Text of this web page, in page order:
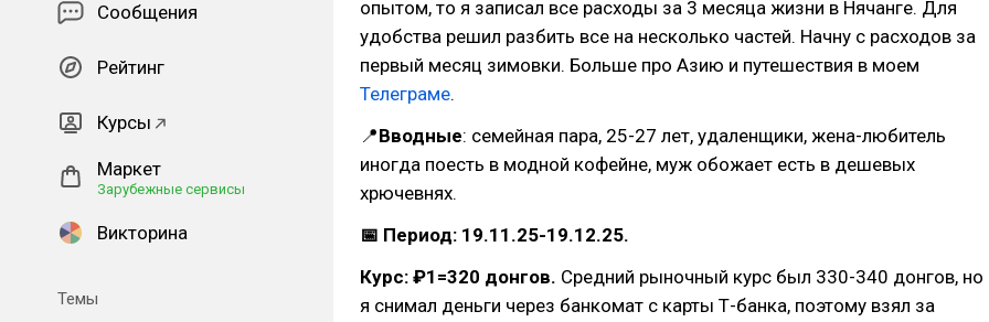
Сообщения
Рейтинг
Курсы
Маркет
Зарубежные сервисы
Викторина
Темы
опытом, то я записал все расходы за 3 месяца жизни в Нячанге. Для
удобства решил разбить все на несколько частей. Начну с расходов за
первый месяц зимовки. Больше про Азию и путешествия в моем
Телеграме.
📍Вводные: семейная пара, 25-27 лет, удаленщики, жена-любитель
иногда поесть в модной кофейне, муж обожает есть в дешевых
хрючевнях.
📅 Период: 19.11.25-19.12.25.
Курс: ₽1=320 донгов. Средний рыночный курс был 330-340 донгов, но
я снимал деньги через банкомат с карты Т-банка, поэтому взял за